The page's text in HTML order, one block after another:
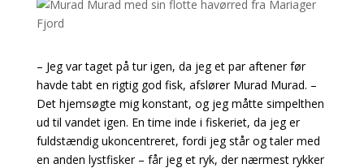
– Jeg var taget på tur igen, da jeg et par aftener før
havde tabt en rigtig god fisk, afslører Murad Murad. –
Det hjemsøgte mig konstant, og jeg måtte simpelthen
ud til vandet igen. En time inde i fiskeriet, da jeg er
fuldstændig ukoncentreret, fordi jeg står og taler med
en anden lystfisker – får jeg et ryk, der nærmest rykker